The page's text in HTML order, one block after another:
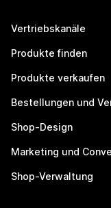
Vertriebskanäle
Produkte finden
Produkte verkaufen
Bestellungen und
Shop-Design
Marketing und
Shop-Verwaltung